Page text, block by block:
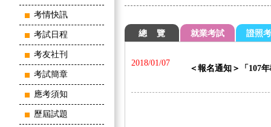
考情快訊
考試日程
考友社刊
考試簡章
應考須知
歷屆試題
總 覽 就業考試 證照
2018/01/07
＜報名通知＞「107